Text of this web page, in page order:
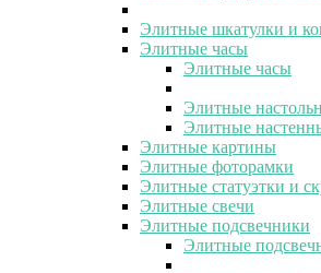
Элитные шкатулки и
Элитные часы
Элитные часы
Элитные
Элитные
Элитные картины
Элитные фоторамки
Элитные статуэтки и
Элитные свечи
Элитные подсвечники
Элитные